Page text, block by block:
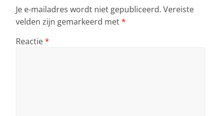
Je e-mailadres wordt niet gepubliceerd. Vereiste
velden zijn gemarkeerd met*
Reactie*